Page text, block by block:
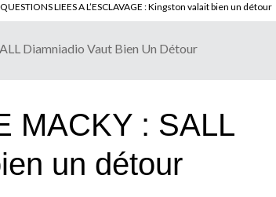
BENINOIS : Quand Patrice quitte le pouvoir sans partir !
Diamniadio Vaut Bien Un Détour
MACKY : SALL
un détour